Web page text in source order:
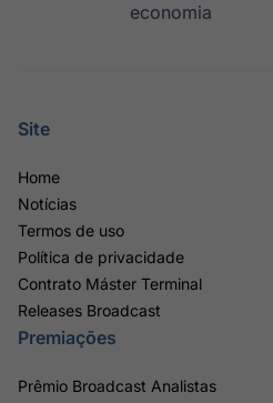
economia
Site
Home
Notícias
Termos de uso
Política de privacidade
Contrato Máster Terminal
Releases Broadcast
Premiações
Prêmio Broadcast Analistas